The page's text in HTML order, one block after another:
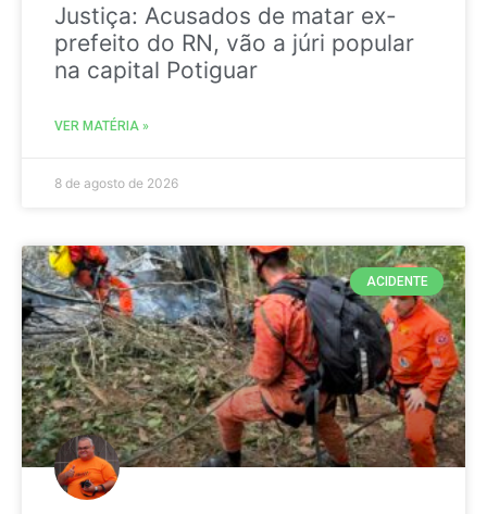
Justiça: Acusados de matar ex-
prefeito do RN, vão a júri popular
na capital Potiguar
VER MATÉRIA »
8 de agosto de 2026
ACIDENTE